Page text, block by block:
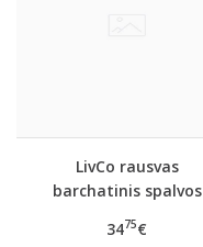
LivCo rausvas
barchatinis spalvos
3475€